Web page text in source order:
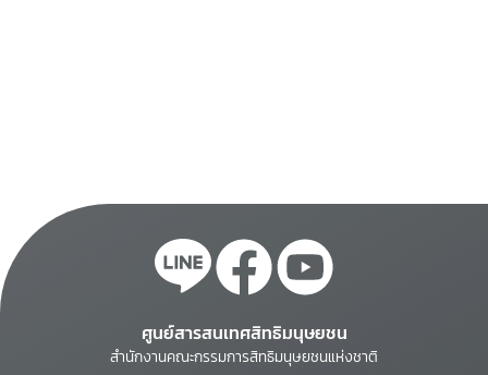
ศูนย์สารสนเทศสิทธิมนุษยชน
สำนักงานคณะกรรมการสิทธิมนุษยชนแห่งชาติ